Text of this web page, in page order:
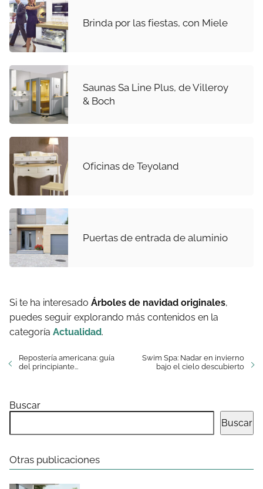
Brinda por las fiestas, con Miele
Saunas Sa Line Plus, de Villeroy
& Boch
Oficinas de Teyoland
Puertas de entrada de aluminio
Si te ha interesado Árboles de navidad originales,
puedes seguir explorando más contenidos en la
categoría Actualidad.
Repostería americana: guía
del principiante...
Swim Spa: Nadar en invierno
bajo el cielo descubierto
Buscar
Buscar
Otras publicaciones